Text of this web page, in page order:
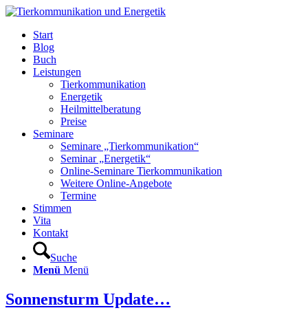
Start
Blog
Buch
Leistungen
Tierkommunikation
Energetik
Heilmittelberatung
Preise
Seminare
Seminare „Tierkommunikation“
Seminar „Energetik“
Online-Seminare Tierkommunikation
Weitere Online-Angebote
Termine
Stimmen
Vita
Kontakt
Suche
Menü Menü
Sonnensturm Update…